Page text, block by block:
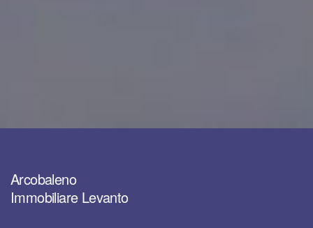
Arcobaleno
Immobiliare Levanto